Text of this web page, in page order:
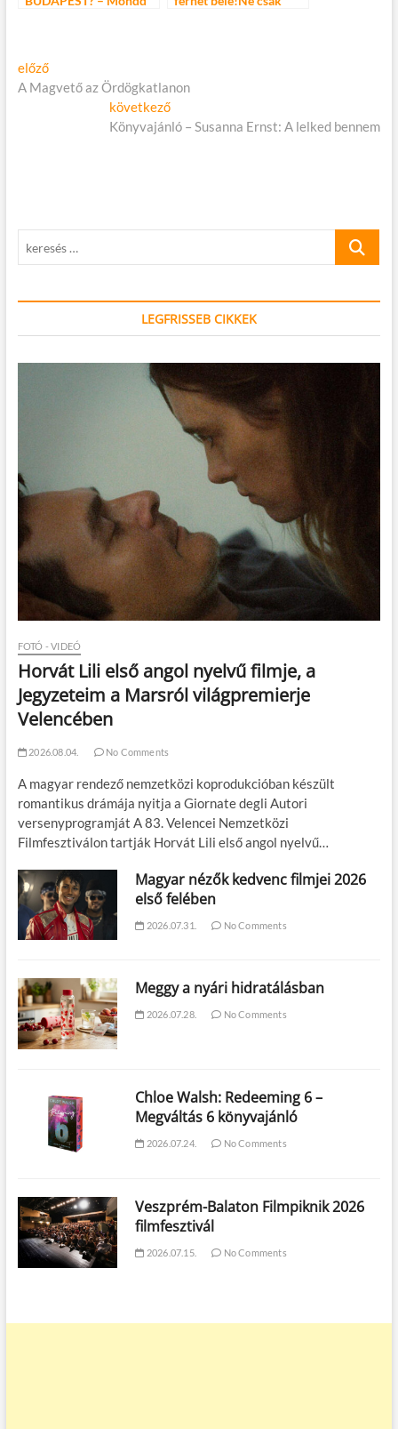
Bejegyzés
navigáció
előzőElőző
cikk:
A Magvető az Ördögkatlanon
következőKövetkező
cikk:
Könyvajánló – Susanna Ernst: A lelked bennem
keresés
LEGFRISSEB CIKKEK
FOTÓ - VIDEÓ
Horvát Lili első angol nyelvű filmje, a
Jegyzeteim a Marsról világpremierje
Velencében
2026.08.04. No Comments
A magyar rendező nemzetközi koprodukcióban készült
romantikus drámája nyitja a Giornate degli Autori
versenyprogramját A 83. Velencei Nemzetközi
Filmfesztiválon tartják Horvát Lili első angol nyelvű…
Magyar nézők kedvenc filmjei 2026
első felében
2026.07.31. No Comments
Meggy a nyári hidratálásban
2026.07.28. No Comments
Chloe Walsh: Redeeming 6 –
Megváltás 6 könyvajánló
2026.07.24. No Comments
Veszprém-Balaton Filmpiknik 2026
filmfesztivál
2026.07.15. No Comments